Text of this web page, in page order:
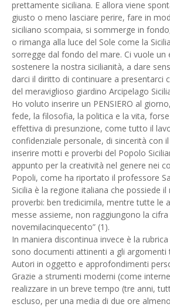
prettamente siciliana. E allora viene
giusto o meno lasciare perire, fare in
siciliano scompaia, si sommerge in
o rimanga alla luce del Sole come la
sorregge dal fondo del mare. Ci vuole
sostenere la nostra sicilianità, a dare
darci il diritto di continuare a presentarci
del meraviglioso giardino Arcipelago
Ho voluto inserire un PENSIERO al
fede, la filosofia, la politica e la vita,
effettiva di presunzione, come tutto il
confidenziale personale, di sincerità con
inserire motti e proverbi del Popolo
appunto per la creatività nel genere nei
Popoli, come ha riportato il professore
Sicilia è la regione italiana che possiede
proverbi: ben tredicimila, mentre tutte le
messe assieme, non raggiungono la
novemilacinquecento” (1).
In maniera discontinua invece è la
sono documenti attinenti a gli argomenti
Autori in oggetto e approfondimenti
Grazie a strumenti moderni (come
realizzare in un breve tempo (tre anni,
escluso, per una media di due ore